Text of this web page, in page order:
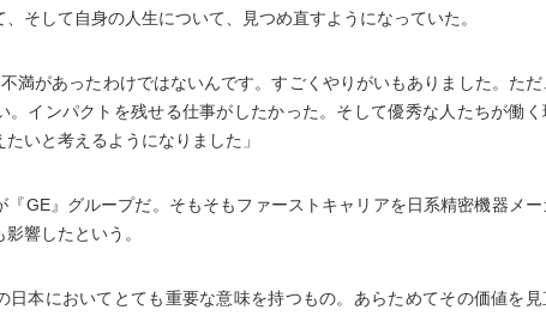
そして自身の人生について、見つめ直すようになっていた。
満があったわけではないんです。すごくやりがいもありました。ただ
。インパクトを残せる仕事がしたかった。そして優秀な人たちが働く
いと考えるようになりました」
『GE』グループだ。そもそもファーストキャリアを日系精密機器メー
響したという。
日本においてとても重要な意味を持つもの。あらためてその価値を見